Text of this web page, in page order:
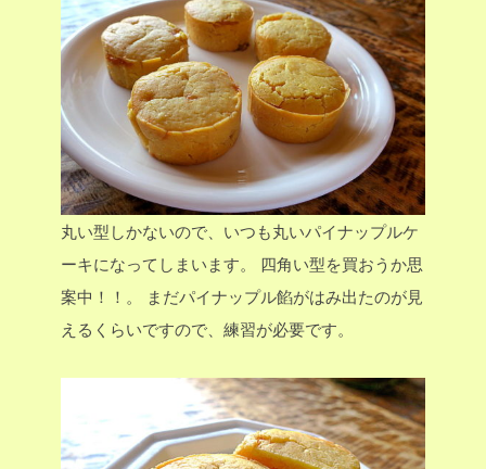
丸い型しかないので、いつも丸いパイナップルケ
ーキになってしまいます。
四角い型を買おうか思
案中！！。
まだパイナップル餡がはみ出たのが見
えるくらいですので、練習が必要です。